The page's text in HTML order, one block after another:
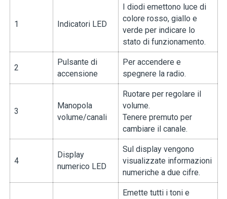
1 Indicatori LED
I diodi emettono luce di
colore rosso, giallo e
verde per indicare lo
stato di funzionamento.
2
Pulsante di
accensione
Per accendere e
spegnere la radio.
3
Manopola
volume/canali
Ruotare per regolare il
volume.
Tenere premuto per
cambiare il canale.
4
Display
numerico LED
Sul display vengono
visualizzate informazioni
numeriche a due cifre.
Emette tutti i toni e